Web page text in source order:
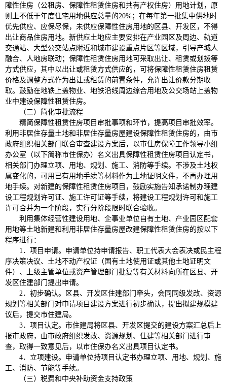
障性住房（公租房、保障性租赁住房和共有产权住房）用地计划，原
则上不低于年度住宅用地供应总量的20%；在每年第一批集中供地时
优先供应、应保尽保，未供应保障性住房用地的区县、开发区，不得
出让商品住房用地。新供应土地应主要安排在产业园区及周边、轨道
交通站、大型公交站点附近和城市建设重点片区等区域，引导产城人
融合、人地房联动；保障性租赁住房用地可采取出让、租赁或划拨等
方式供应，其中以出让或租赁方式供应的，可将保障性租赁住房租赁
价格及调整方式作为出让或租赁的前置条件，允许出让价款分期收
取。鼓励在地铁上盖物业、地铁沿线周边综合用地及公交场站上盖物
业中建设保障性租赁住房。
（二）简化审批流程
精简保障性租赁住房项目审批事项和环节，提高项目审批效率。
利用非居住存量土地和非居住存量房屋建设保障性租赁住房的，由市
政府组织相关部门联合审查建设方案后，以市住房保障工作领导小组
办公室（以下简称市住保办）名义出具保障性租赁住房项目认定书，
相关部门办理立项、用地、规划、施工、消防等手续。不涉及土地权
属变化的，可用已有用地手续等材料作为土地证明文件，不再办理用
地手续。对新建的保障性租赁住房项目，鼓励实施告知承诺制办理建
设工程规划许可证、施工许可证等手续，将建设工程规划许可和施工
许可合并为一个阶段，实行分阶段限时联合验收。
利用集体经营性建设用地、企事业单位自有土地、产业园区配套
用地等土地新建和利用非居住存量房屋改建保障性租赁住房的按以下
程序进行：
1．项目申请。申请单位持申请报告、职工代表大会表决或民主程
序决策决议、土地不动产权证（国有土地使用证或其他土地证明文
件）、上级主管单位或资产管理部门批复等有关材料向所在区县、开
发区住建部门提出申请。
2．初步确认。区县、开发区住建部门牵头，会同同级发改、资源
规划等相关部门对申请项目建设方案进行初步确认，提出拟建规模建
议后，提交市住建局。
3．项目认定。市住建局将区县、开发区提交的建设方案汇总后上
报市政府，由市政府组织发改、资源规划、住建等相关部门进行审
查，取得一致意见后，以市住保办名义出具项目认定书。
4．立项建设。申请单位持项目认定书办理立项、用地、规划、施
工、消防、节能等手续。
（三）税费和中央补助资金支持政策